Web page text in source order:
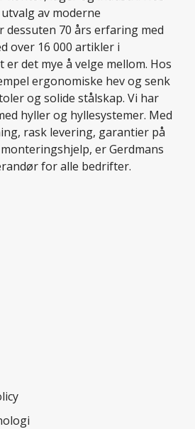
av moderne
dessuten 70 års erfaring med
over 16 000 artikler i
det mye å velge mellom. Hos
ergonomiske hev og senk
og solide stålskap. Vi har
hyller og hyllesystemer. Med
rask levering, garantier på
er Gerdmans
for alle bedrifter.